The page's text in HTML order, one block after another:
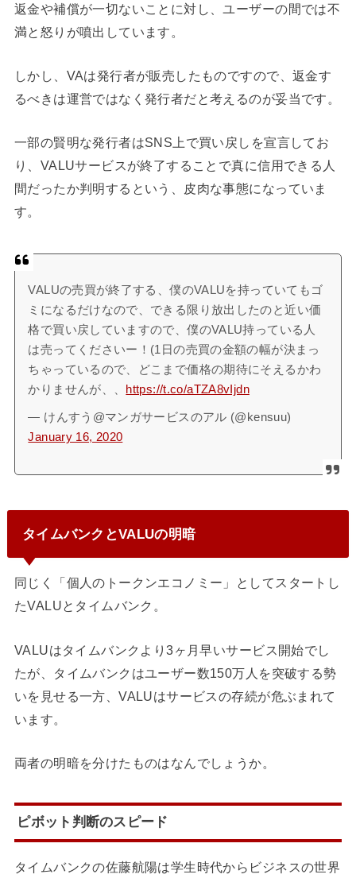
返金や補償が一切ないことに対し、ユーザーの間では不
満と怒りが噴出しています。
しかし、VAは発行者が販売したものですので、返金す
るべきは運営ではなく発行者だと考えるのが妥当です。
一部の賢明な発行者はSNS上で買い戻しを宣言してお
り、VALUサービスが終了することで真に信用できる人
間だったか判明するという、皮肉な事態になっていま
す。
VALUの売買が終了する、僕のVALUを持っていてもゴ
ミになるだけなので、できる限り放出したのと近い価
格で買い戻していますので、僕のVALU持っている人
は売ってくださいー！(1日の売買の金額の幅が決まっ
ちゃっているので、どこまで価格の期待にそえるかわ
かりませんが、、
https://t.co/aTZA8vIjdn
— けんすう@マンガサービスのアル (@kensuu)
January 16, 2020
タイムバンクとVALUの明暗
同じく「個人のトークンエコノミー」としてスタートし
たVALUとタイムバンク。
VALUはタイムバンクより3ヶ月早いサービス開始でし
たが、タイムバンクはユーザー数150万人を突破する勢
いを見せる一方、VALUはサービスの存続が危ぶまれて
います。
両者の明暗を分けたものはなんでしょうか。
ピボット判断のスピード
タイムバンクの佐藤航陽は学生時代からビジネスの世界